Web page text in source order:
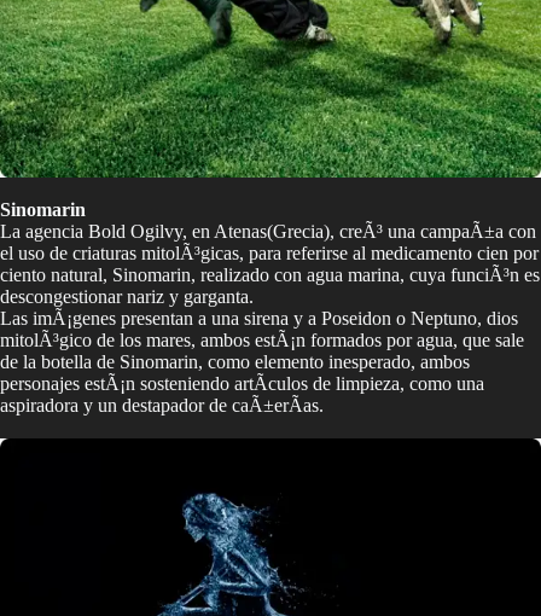
Sinomarin
La agencia Bold Ogilvy, en Atenas(Grecia), creÃ³ una campaÃ±a con
el uso de criaturas mitolÃ³gicas, para referirse al medicamento cien por
ciento natural, Sinomarin, realizado con agua marina, cuya funciÃ³n es
descongestionar nariz y garganta.
Las imÃ¡genes presentan a una sirena y a Poseidon o Neptuno, dios
mitolÃ³gico de los mares, ambos estÃ¡n formados por agua, que sale
de la botella de Sinomarin, como elemento inesperado, ambos
personajes estÃ¡n sosteniendo artÃ­culos de limpieza, como una
aspiradora y un destapador de caÃ±erÃ­as.